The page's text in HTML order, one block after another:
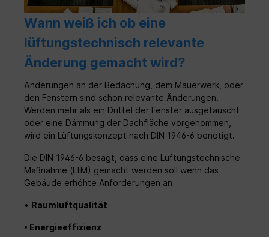
Wann weiß ich ob eine
lüftungstechnisch relevante
Änderung gemacht wird?
Änderungen an der Bedachung, dem Mauerwerk, oder
den Fenstern sind schon relevante Änderungen.
Werden mehr als ein Drittel der Fenster ausgetauscht
oder eine Dämmung der Dachfläche vorgenommen,
wird ein Lüftungskonzept nach DIN 1946-6 benötigt.
Die DIN 1946-6 besagt, dass eine Lüftungstechnische
Maßnahme (LtM) gemacht werden soll wenn das
Gebäude erhöhte Anforderungen an
• Raumluftqualität
• Energieeffizienz